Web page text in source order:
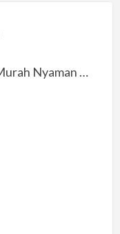
Kosan Wanita Murah Nyaman di Jakarta Selatan